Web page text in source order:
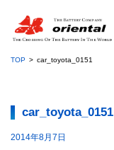
TOP car_toyota_0151
car_toyota_0151
2014年8月7日